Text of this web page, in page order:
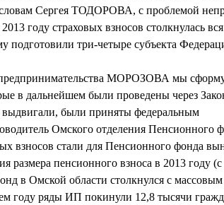
Сергея ТОДОРОВА, с проблемой
году страховых взносов столкнулась
подготовили три-четыре субъекта
МОРОЗОВА мы
в дальнейшем были проведены через
были приняты федеральным
Омского отделения Пенсионного
взносов стали для Пенсионного фонда
размера пенсионного взноса в 2013 году
в Омской области столкнулся с массовым
году ряды ИП покинули 12,8 тысячи